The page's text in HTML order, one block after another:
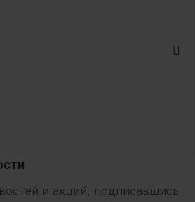
и акций, подписавшись